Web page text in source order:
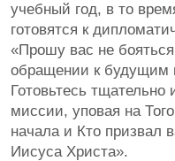
учебный год, в то
готовятся к
«Прошу вас не
обращении к будущим
Готовьтесь
миссии, уповая на
начала и Кто призвал
Иисуса Христа».